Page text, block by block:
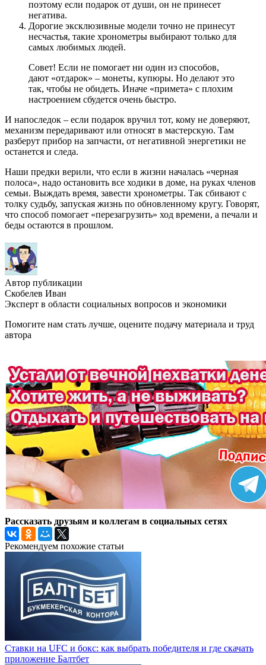
поэтому если подарок от души, он не принесет
негатива.
Дорогие эксклюзивные модели точно не принесут
несчастья, такие хронометры выбирают только для
самых любимых людей.
Совет! Если не помогает ни один из способов,
дают «отдарок» – монеты, купюры. Но делают это
так, чтобы не обидеть. Иначе «примета» с плохим
настроением сбудется очень быстро.
И напоследок – если подарок вручил тот, кому не доверяют,
механизм передаривают или относят в мастерскую. Там
разберут прибор на запчасти, от негативной энергетики не
останется и следа.
Наши предки верили, что если в жизни началась «черная
полоса», надо остановить все ходики в доме, на руках членов
семьи. Выждать время, завести хронометры. Так сбивают с
толку судьбу, запуская жизнь по обновленному кругу. Говорят,
что способ помогает «перезагрузить» ход времени, а печали и
беды остаются в прошлом.
Автор публикации
Скобелев Иван
Эксперт в области социальных вопросов и экономики
Помогите нам стать лучше, оцените подачу материала и труд
автора
Рассказать друзьям и коллегам в социальных сетях
Рекомендуем похожие статьи
Ставки на UFC и бокс: как выбрать победителя и где скачать
приложение Балтбет